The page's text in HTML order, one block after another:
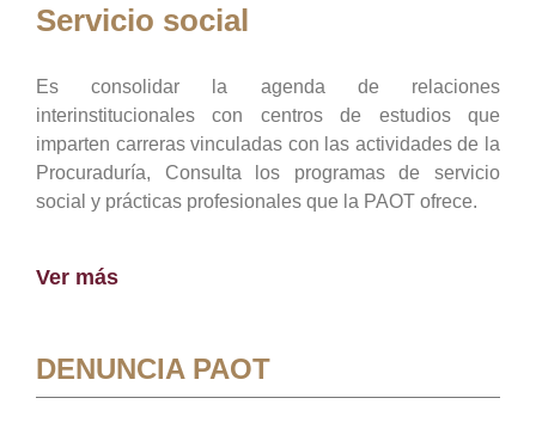
Servicio social
Es consolidar la agenda de relaciones
interinstitucionales con centros de estudios que
imparten carreras vinculadas con las actividades de la
Procuraduría, Consulta los programas de servicio
social y prácticas profesionales que la PAOT ofrece.
Ver más
DENUNCIA PAOT